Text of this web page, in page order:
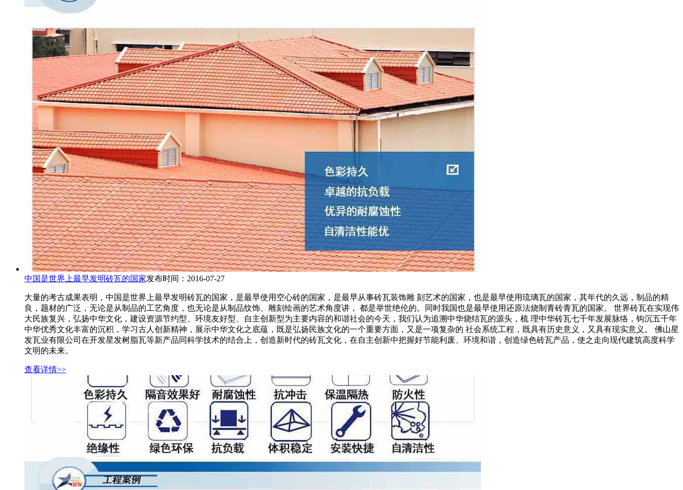
中国是世界上最早发明砖瓦的国家发布时间：2016-07-27
大量的考古成果表明，中国是世界上最早发明砖瓦的国家，是最早使用空心砖的国家，是最早从事砖瓦装饰雕 刻艺术的国家，也是最早使用琉璃瓦的国家，其年代的久远，制品的精
良，题材的广泛，无论是从制品的工艺角度，也无论是从制品纹饰、雕刻绘画的艺术角度讲， 都是举世绝伦的。同时我国也是最早使用还原法烧制青砖青瓦的国家。 世界砖瓦在实现伟
大民族复兴，弘扬中华文化，建设资源节约型、环境友好型、自主创新型为主要内容的和谐社会的今天，我们认为追溯中华烧结瓦的源头，梳 理中华砖瓦七千年发展脉络，钩沉五千年
中华优秀文化丰富的沉积，学习古人创新精神，展示中华文化之底蕴，既是弘扬民族文化的一个重要方面，又是一项复杂的 社会系统工程，既具有历史意义，又具有现实意义。 佛山星
发瓦业有限公司在开发星发树脂瓦等新产品同科学技术的结合上，创造新时代的砖瓦文化，在自主创新中把握好节能利废、环境和谐，创造绿色砖瓦产品，使之走向现代建筑高度科学
文明的未来。
查看详情>>